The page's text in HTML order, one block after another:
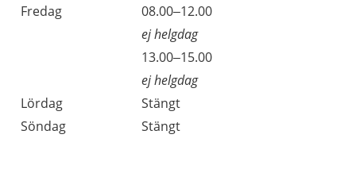
Fredag
08.00–12.00
ej helgdag
13.00–15.00
ej helgdag
Lördag
Stängt
Söndag
Stängt